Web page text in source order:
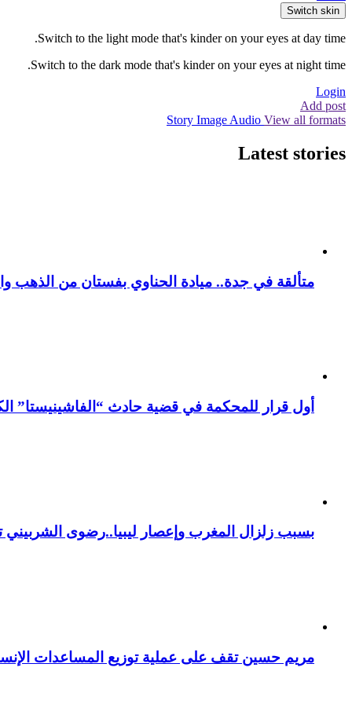
Switch skin
Switch to the light mode that's kinder on your eyes at day time.
Switch to the dark mode that's kinder on your eyes at night time.
Login
Add post
Story Image Audio View all formats
Latest stories
متألقة في جدة.. ميادة الحناوي بفستان من الذهب
أول قرار للمحكمة في قضية حادث “الفاشينيستا”
بسبب زلزال المغرب وإعصار ليبيا..رضوى الشربيني
مريم حسين تقف على عملية توزيع المساعدات